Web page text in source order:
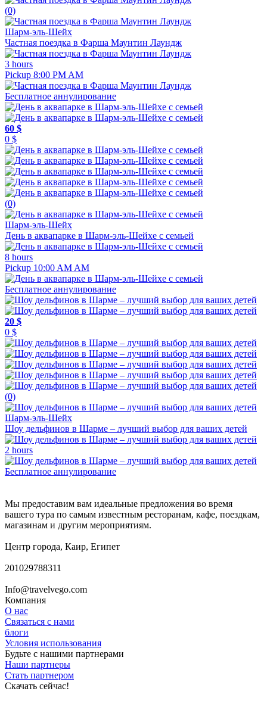
(0)
Шарм-эль-Шейх
Частная поездка в Фарша Маунтин Лаундж
3 hours
Pickup 8:00 PM AM
Бесплатное аннулирование
60 $
0 $
(0)
Шарм-эль-Шейх
День в аквапарке в Шарм-эль-Шейхе с семьей
8 hours
Pickup 10:00 AM AM
Бесплатное аннулирование
20 $
0 $
(0)
Шарм-эль-Шейх
Шоу дельфинов в Шарме – лучший выбор для ваших детей
2 hours
Бесплатное аннулирование
Мы предоставим вам идеальные предложения во время
вашего тура по самым известным ресторанам, кафе, поездкам,
магазинам и другим мероприятиям.
Центр города, Каир, Египет
201029788311
Info@travelvego.com
Компания
О нас
Связаться с нами
блоги
Условия использования
Будьте с нашими партнерами
Наши партнеры
Стать партнером
Скачать сейчас!